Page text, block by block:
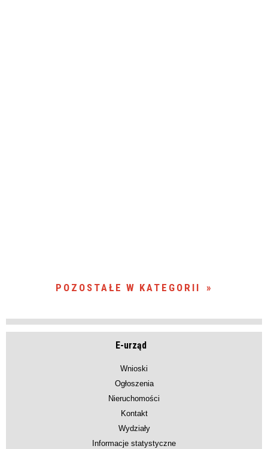
POZOSTAŁE W KATEGORII
E-urząd
Wnioski
Ogłoszenia
Nieruchomości
Kontakt
Wydziały
Informacje statystyczne